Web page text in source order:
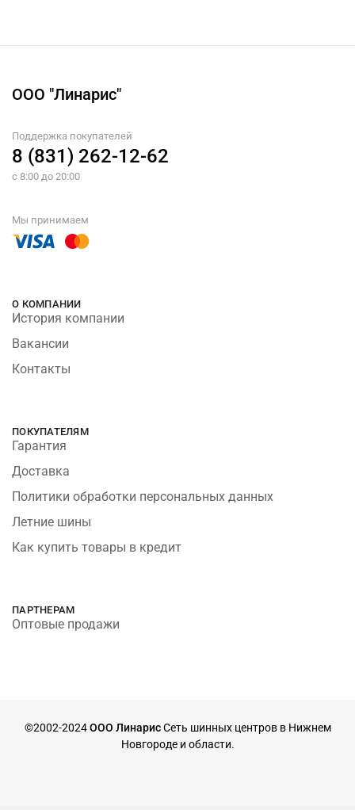
ООО "Линарис"
Поддержка покупателей
8 (831) 262-12-62
с 8:00 до 20:00
Мы принимаем
О КОМПАНИИ
История компании
Вакансии
Контакты
ПОКУПАТЕЛЯМ
Гарантия
Доставка
Политики обработки персональных данных
Летние шины
Как купить товары в кредит
ПАРТНЕРАМ
Оптовые продажи
©2002-2024ООО ЛинарисСеть шинных центров в Нижнем
Новгороде и области.